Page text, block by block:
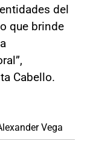
del
que brinde
Cabello.
Vega